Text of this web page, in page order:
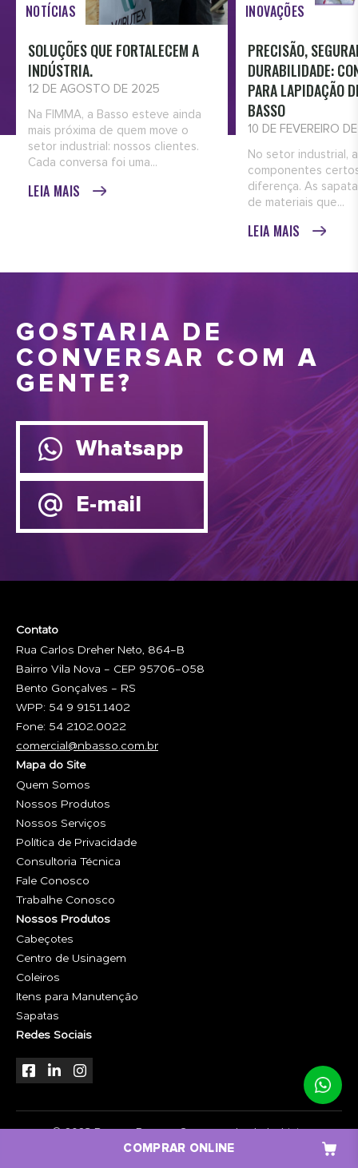
COMPRAR ONLINE
NOTÍCIAS
SOLUÇÕES QUE FORTALECEM A
INDÚSTRIA.
12 DE AGOSTO DE 2025
Na FIMMA, a Basso esteve ainda
mais próxima de quem move o
setor industrial: nossos clientes.
Cada conversa foi uma...
LEIA MAIS
INOVAÇÕES
PRECISÃO,
DURABILIDADE:
PARA LAPIDAÇÃO
BASSO
10 DE FEVEREIRO
No setor industrial,
componentes
diferença. As
de materiais que...
LEIA MAIS
GOSTARIA DE
CONVERSAR COM A
GENTE?
Whatsapp
E-mail
Contato
Rua Carlos Dreher Neto, 864-B
Bairro Vila Nova - CEP 95706-058
Bento Gonçalves - RS
WPP: 54 9 9151.1402
Fone: 54 2102.0022
comercial@nbasso.com.br
Mapa do Site
Quem Somos
Nossos Produtos
Nossos Serviços
Política de Privacidade
Consultoria Técnica
Fale Conosco
Trabalhe Conosco
Nossos Produtos
Cabeçotes
Centro de Usinagem
Coleiros
Itens para Manutenção
Sapatas
Redes Sociais
© 2023 Basso - Peças e Componentes Industriais.
Desenvolvido porTRIACCA.COM.BR